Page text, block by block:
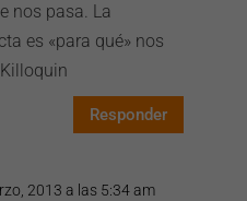
nos pasa. La
es «para qué» nos
Responder
2013 a las 5:34 am